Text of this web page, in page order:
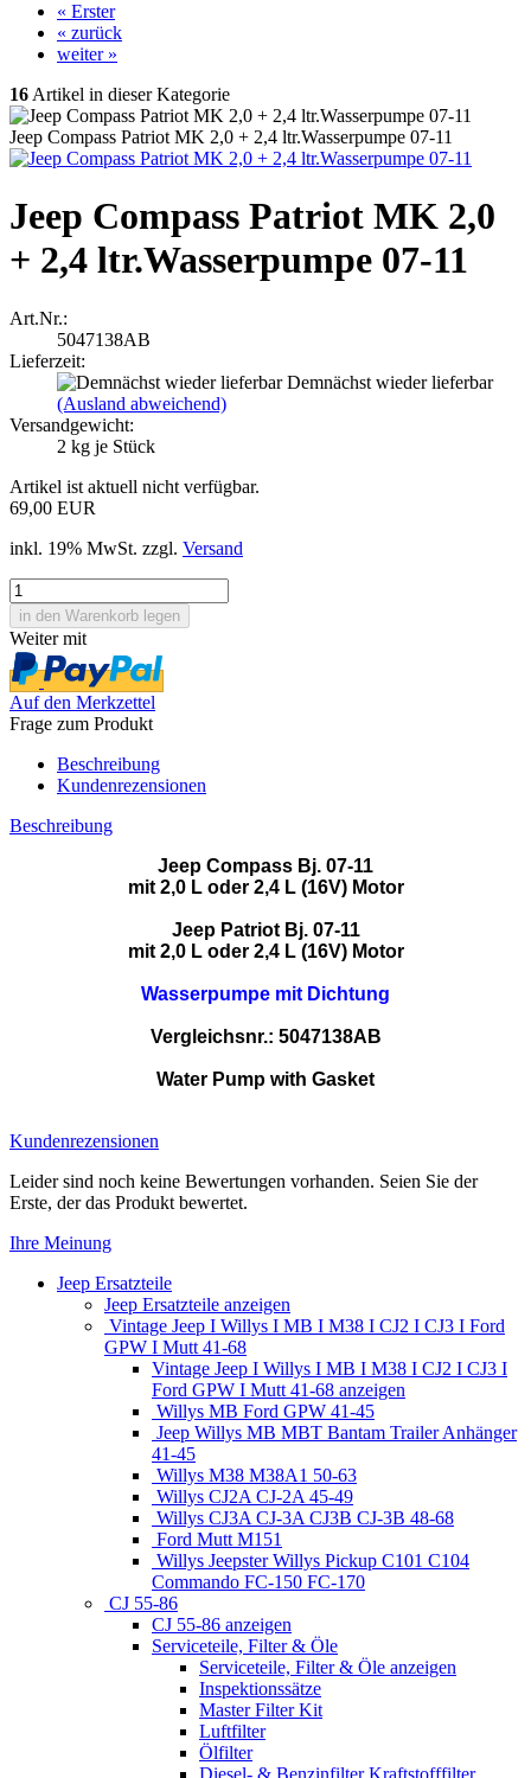
« Erster
« zurück
weiter »
16 Artikel in dieser Kategorie
Jeep Compass Patriot MK 2,0 + 2,4 ltr.Wasserpumpe 07-11
Jeep Compass Patriot MK 2,0
+ 2,4 ltr.Wasserpumpe 07-11
Art.Nr.:
5047138AB
Lieferzeit:
Demnächst wieder lieferbar
(Ausland abweichend)
Versandgewicht:
2 kg je Stück
Artikel ist aktuell nicht verfügbar.
69,00 EUR
inkl. 19% MwSt. zzgl. Versand
Weiter mit
Auf den Merkzettel
Frage zum Produkt
Beschreibung
Kundenrezensionen
Beschreibung
Jeep Compass Bj. 07-11
mit 2,0 L oder 2,4 L (16V) Motor
Jeep Patriot Bj. 07-11
mit 2,0 L oder 2,4 L (16V) Motor
Wasserpumpe mit Dichtung
Vergleichsnr.: 5047138AB
Water Pump with Gasket
Kundenrezensionen
Leider sind noch keine Bewertungen vorhanden. Seien Sie der
Erste, der das Produkt bewertet.
Ihre Meinung
Jeep Ersatzteile
Jeep Ersatzteile anzeigen
Vintage Jeep I Willys I MB I M38 I CJ2 I CJ3 I Ford
GPW I Mutt 41-68
Vintage Jeep I Willys I MB I M38 I CJ2 I CJ3 I
Ford GPW I Mutt 41-68 anzeigen
Willys MB Ford GPW 41-45
Jeep Willys MB MBT Bantam Trailer Anhänger
41-45
Willys M38 M38A1 50-63
Willys CJ2A CJ-2A 45-49
Willys CJ3A CJ-3A CJ3B CJ-3B 48-68
Ford Mutt M151
Willys Jeepster Willys Pickup C101 C104
Commando FC-150 FC-170
CJ 55-86
CJ 55-86 anzeigen
Serviceteile, Filter & Öle
Serviceteile, Filter & Öle anzeigen
Inspektionssätze
Master Filter Kit
Luftfilter
Ölfilter
Diesel- & Benzinfilter Kraftstofffilter